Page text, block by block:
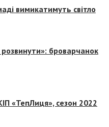
вимикатимуть світло
розвинути»: броварчанок
«ТепЛиця», сезон 2022